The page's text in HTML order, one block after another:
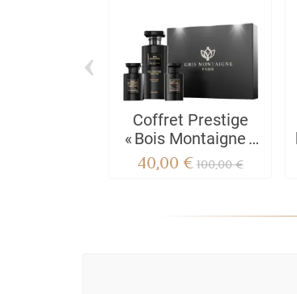
Coffret Prestige
« Bois Montaigne »
Gris Montaigne –
Parfum 75 ml + Gel
Huile Sèche 75 ml
40,00 € 100,00 €
‹